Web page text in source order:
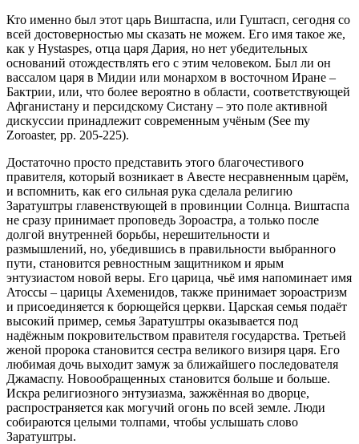
Кто именно был этот царь Виштаспа, или Гуштасп, сегодня со
всей достоверностью мы сказать не можем. Его имя такое же,
как у Hystaspes, отца царя Дария, но нет убедительных
оснований отождествлять его с этим человеком. Был ли он
вассалом царя в Мидии или монархом в восточном Иране –
Бактрии, или, что более вероятно в области, соответствующей
Афганистану и персидскому Систану – это поле активной
дискуссии принадлежит современным учёным (See my
Zoroaster, pp. 205-225).
Достаточно просто представить этого благочестивого
правителя, который возникает в Авесте несравненным царём,
и вспомнить, как его сильная рука сделала религию
Заратуштры главенствующей в провинции Солнца. Виштаспа
не сразу принимает проповедь Зороастра, а только после
долгой внутренней борьбы, нерешительности и
размышлений, но, убедившись в правильности выбранного
пути, становится ревностным защитником и ярым
энтузиастом новой веры. Его царица, чьё имя напоминает имя
Атоссы – царицы Ахеменидов, также принимает зороастризм
и присоединяется к борющейся церкви. Царская семья подаёт
высокий пример, семья Заратуштры оказывается под
надёжным покровительством правителя государства. Третьей
женой пророка становится сестра великого визиря царя. Его
любимая дочь выходит замуж за ближайшего последователя
Джамаспу. Новообращенных становится больше и больше.
Искра религиозного энтузиазма, зажжённая во дворце,
распространяется как могучий огонь по всей земле. Люди
собираются целыми толпами, чтобы услышать слово
Заратуштры.